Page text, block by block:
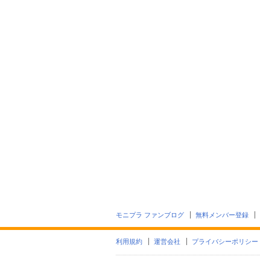
モニプラ ファンブログ 無料メンバー登録
利用規約 運営会社 プライバシーポリシー